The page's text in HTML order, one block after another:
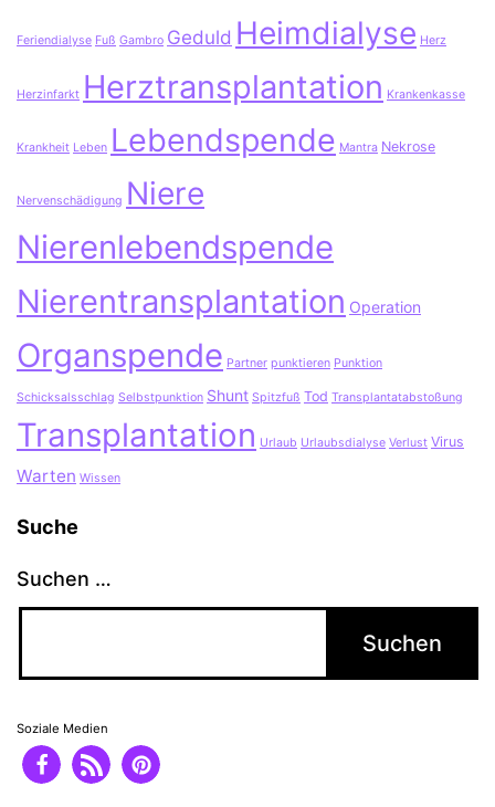
Feriendialyse Fuß Gambro Geduld Heimdialyse Herz
Herzinfarkt Herztransplantation Krankenkasse
Krankheit Leben Lebendspende Mantra Nekrose
Nervenschädigung Niere
Nierenlebendspende
Nierentransplantation Operation
Organspende Partner punktieren Punktion
Schicksalsschlag Selbstpunktion Shunt Spitzfuß Tod Transplantatabstoßung
Transplantation Urlaub Urlaubsdialyse Verlust Virus
Warten Wissen
Suche
Suchen …
Soziale Medien